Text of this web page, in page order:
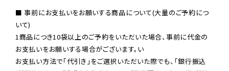
■ 事前にお支払いをお願いする商品について(大量のご予約につ
いて)
1商品につき10袋以上のご予約をいただいた場合、事前に代金の
お支払いをお願いする場合がございます。い
お支払い方法で「代引き」をご選択いただいた際でも、「銀行振込